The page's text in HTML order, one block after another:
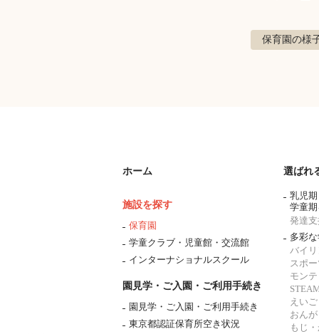
保育園の様
ホーム
施設を探す
保育園
学童クラブ・児童館・交流館
インターナショナルスクール
園見学・ご入園・ご利用手続き
園見学・ご入園・ご利用手続き
東京都認証保育所空き状況
選ばれ
乳児
学童
発達
多彩
バイ
スポ
モン
えいご
おん
もじ